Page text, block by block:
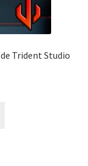
Trident Studio